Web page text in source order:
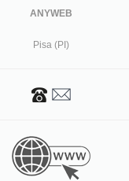
ANYWEB
Pisa (PI)